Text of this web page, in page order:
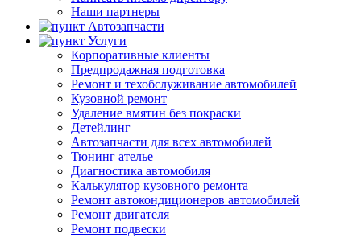
Наши партнеры
Автозапчасти
Услуги
Корпоративные клиенты
Предпродажная подготовка
Ремонт и техобслуживание автомобилей
Кузовной ремонт
Удаление вмятин без покраски
Детейлинг
Автозапчасти для всех автомобилей
Тюнинг ателье
Диагностика автомобиля
Калькулятор кузовного ремонта
Ремонт автокондиционеров автомобилей
Ремонт двигателя
Ремонт подвески